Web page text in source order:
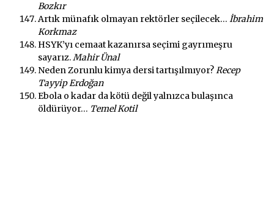
Bozkır
Artık münafık olmayan rektörler seçilecek…İbrahim
Korkmaz
HSYK’yı cemaat kazanırsa seçimi gayrımeşru
sayarız.Mahir Ünal
Neden Zorunlu kimya dersi tartışılmıyor?Recep
Tayyip Erdoğan
Ebola o kadar da kötü değil yalnızca bulaşınca
öldürüyor… Temel Kotil